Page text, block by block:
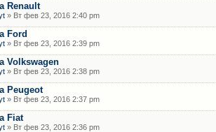
Renault
» Вт фев 23, 2016 2:40 pm
Ford
» Вт фев 23, 2016 2:39 pm
Volkswagen
» Вт фев 23, 2016 2:38 pm
Peugeot
» Вт фев 23, 2016 2:37 pm
Fiat
» Вт фев 23, 2016 2:36 pm